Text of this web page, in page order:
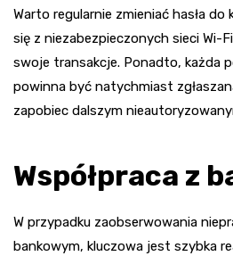
Warto regularnie zmieniać hasła
się z niezabezpieczonych sieci Wi-
swoje transakcje. Ponadto, każda
powinna być natychmiast
zapobiec dalszym
Współpraca z
W przypadku zaobserwowania
bankowym, kluczowa jest szybka